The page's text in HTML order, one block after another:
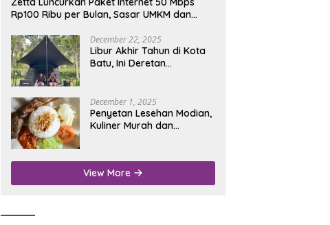
Rp100 Ribu per Bulan, Sasar UMKM dan
December 22, 2025
Libur Akhir Tahun di Kota
Batu, Ini Deretan
December 1, 2025
Penyetan Lesehan Modian,
Kuliner Murah dan
Nganjuk
View More